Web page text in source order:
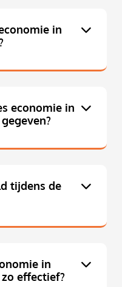
in
economie in
tijdens de
in
effectief?